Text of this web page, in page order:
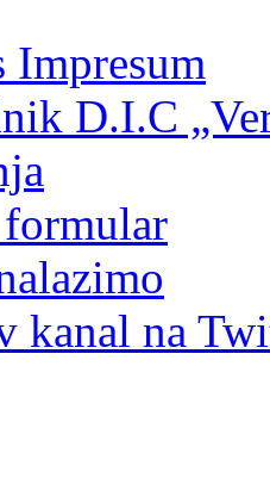
Impresum
D.I.C
kanal na